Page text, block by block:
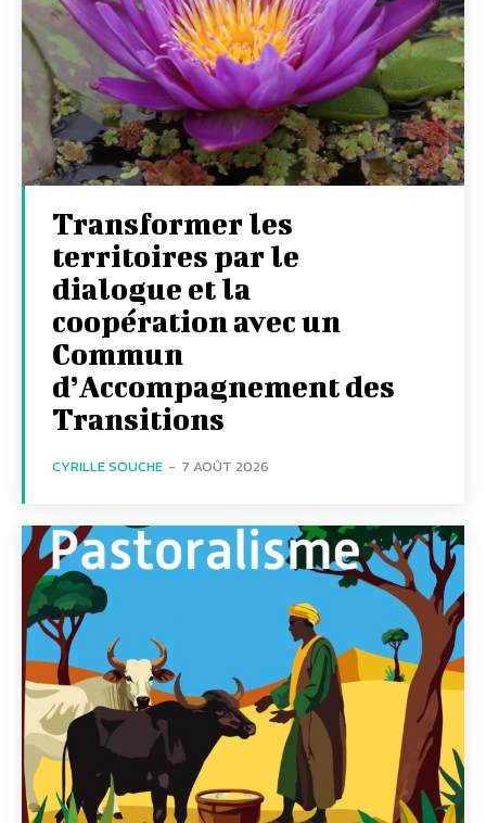
Transformer les
territoires par le
dialogue et la
coopération avec un
Commun
d’Accompagnement des
Transitions
CYRILLE SOUCHE - 7 AOÛT 2026